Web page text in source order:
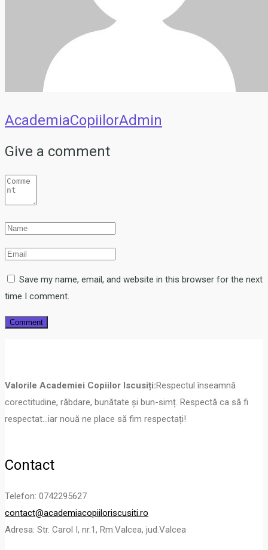
AcademiaCopiilorAdmin
Give a comment
Save my name, email, and website in this browser for the next
time I comment.
Valorile Academiei Copiilor Iscusiți:Respectul înseamnă
corectitudine, răbdare, bunătate și bun-simț. Respectă ca să fi
respectat…iar nouă ne place să fim respectați!
Contact
Telefon: 0742295627
contact@academiacopiiloriscusiti.ro
Adresa: Str. Carol I, nr.1, Rm.Valcea, jud.Valcea